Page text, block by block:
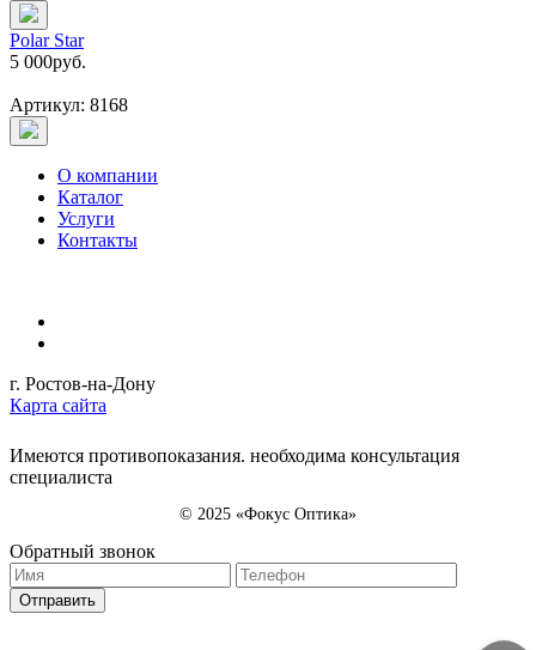
Polar Star
5 000руб.
Артикул: 8168
О компании
Каталог
Услуги
Контакты
г. Ростов-на-Дону
Карта сайта
Имеются противопоказания. необходима консультация
специалиста
© 2025 «Фокус Оптика»
Обратный звонок
Отправить